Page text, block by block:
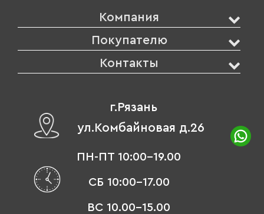
Компания
Покупателю
Контакты
г.Рязань
ул.Комбайновая д.26
ПН-ПТ 10:00-19.00
СБ 10:00-17.00
ВС 10.00-15.00